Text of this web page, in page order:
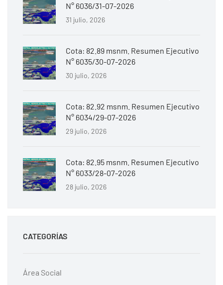
N° 6036/31-07-2026
31 julio, 2026
Cota: 82.89 msnm. Resumen Ejecutivo
N° 6035/30-07-2026
30 julio, 2026
Cota: 82.92 msnm. Resumen Ejecutivo
N° 6034/29-07-2026
29 julio, 2026
Cota: 82.95 msnm. Resumen Ejecutivo
N° 6033/28-07-2026
28 julio, 2026
CATEGORÍAS
Área Social